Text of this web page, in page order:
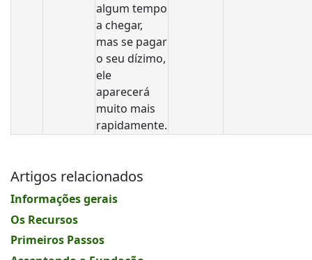
algum tempo
a chegar,
mas se pagar
o seu dízimo,
ele
aparecerá
muito mais
rapidamente.
Artigos relacionados
Informações gerais
Os Recursos
Primeiros Passos